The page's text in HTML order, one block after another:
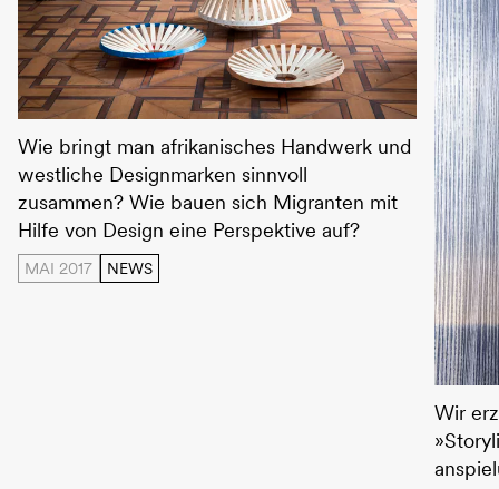
Wie bringt man afrikanisches Handwerk und
westliche Designmarken sinnvoll
zusammen? Wie bauen sich Migranten mit
Hilfe von Design eine Perspektive auf?
MAI 2017 NEWS
Wir